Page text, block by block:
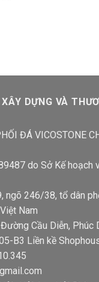
DỰNG VÀ
ĐÁ VICOSTONE
do Sở Kế hoạch
ngõ 246/38, tổ dân
Nam
Cầu Diễn, Phúc
B3 Liền kề